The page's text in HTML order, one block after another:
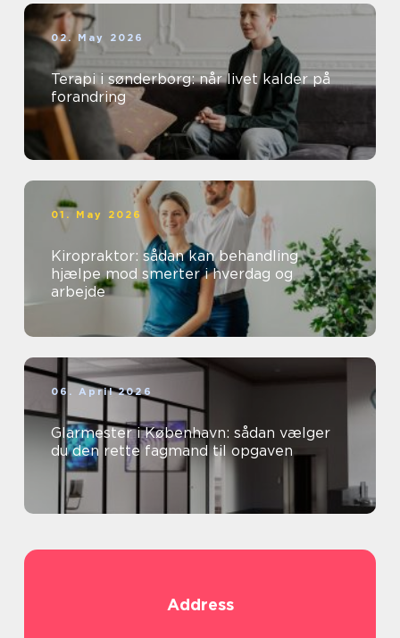
02. May 2026
Terapi i sønderborg: når livet kalder på
forandring
01. May 2026
Kiropraktor: sådan kan behandling
hjælpe mod smerter i hverdag og
arbejde
06. April 2026
Glarmester i København: sådan vælger
du den rette fagmand til opgaven
Address